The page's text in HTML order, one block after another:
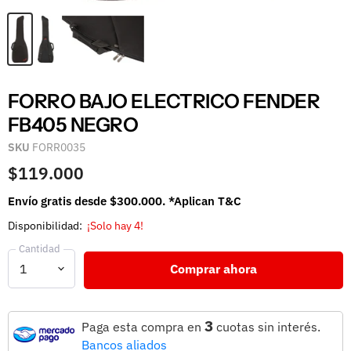
FORRO BAJO ELECTRICO FENDER
FB405 NEGRO
SKU FORR0035
$119.000
Envío gratis desde $300.000. *Aplican T&C
Disponibilidad: ¡Solo hay 4!
Cantidad
Comprar ahora
Paga esta compra en 3 cuotas sin interés.
Bancos aliados